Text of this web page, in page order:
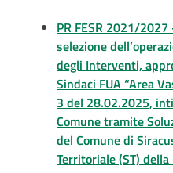
PR FESR 2021/
selezione
degli Interventi,
Sindaci FUA “Area
3 del 28.02.2025,
Comune tramite
del Comune di
Territoriale (ST) della